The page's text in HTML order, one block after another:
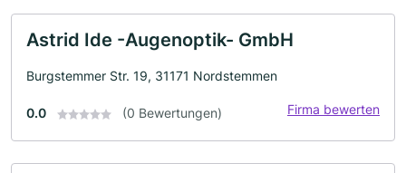
Astrid Ide -Augenoptik- GmbH
Burgstemmer Str. 19, 31171 Nordstemmen
0.0 (0 Bewertungen) Firma bewerten